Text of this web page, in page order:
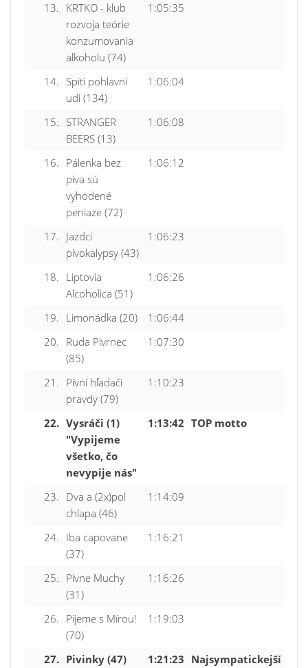
13. KRTKO - klub
rozvoja teórie
konzumovania
alkoholu (74)
1:05:35
14. Spiti pohlavni
udi (134)
1:06:04
15. STRANGER
BEERS (13)
1:06:08
16. Pálenka bez
piva sú
vyhodené
peniaze (72)
1:06:12
17. Jazdci
pivokalypsy (43)
1:06:23
18. Liptovia
Alcoholica (51)
1:06:26
19. Limonádka (20)
1:06:44
20. Ruda Pivrnec
(85)
1:07:30
21. Pivní hľadači
pravdy (79)
1:10:23
22. Vysráči (1)
"Vypijeme
všetko, čo
nevypije nás"
1:13:42 TOP motto
23. Dva a (2x)pol
chlapa (46)
1:14:09
24. Iba capovane
(37)
1:16:21
25. Pivne Muchy
(31)
1:16:26
26. Pijeme s Mírou!
(70)
1:19:03
27. Pivinky (47) 1:21:23 Najsympatickejší